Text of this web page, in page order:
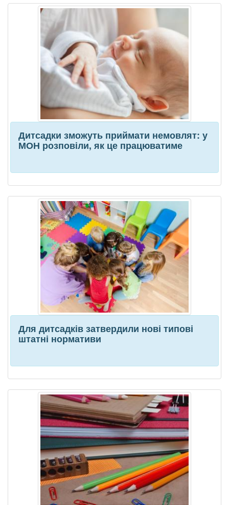
Дитсадки зможуть приймати немовлят: у
МОН розповіли, як це працюватиме
Для дитсадків затвердили нові типові
штатні нормативи